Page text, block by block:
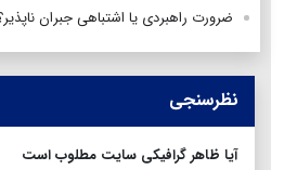
ضرورت راهبردی یا اشتباهی جبران
نظرسنجی
آیا ظاهر گرافیکی سایت مطلوب است